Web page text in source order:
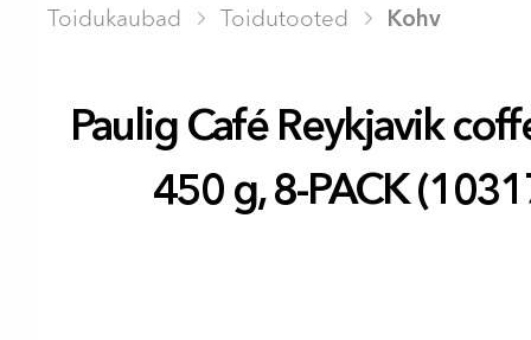
Toidukaubad Toidutooted Kohv
Paulig Café Reykjavik
450 g, 8-PACK